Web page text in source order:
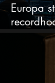
Europa
sectoren